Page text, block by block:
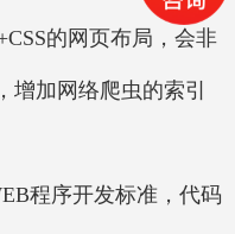
的网页布局，会非
加网络爬虫的索引
程序开发标准，代码